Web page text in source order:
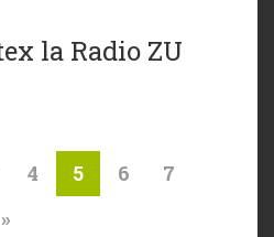
la Radio ZU
4 5 6
7
»